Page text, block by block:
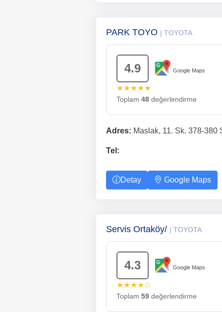
PARK TOYO | TOYOTA
4.9 Google Maps
★★★★★
Toplam 48değerlendirme
Adres: Maslak, 11. Sk. 378-380
Tel:
Detay Google Maps
Servis Ortaköy/ | TOYOTA
4.3 Google Maps
★★★★✩
Toplam 59değerlendirme